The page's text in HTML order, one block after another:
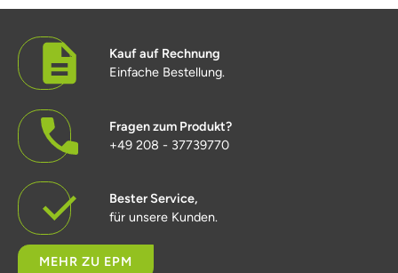
Kauf auf Rechnung
Einfache Bestellung.
Fragen zum Produkt?
+49 208 - 37739770
Bester Service,
für unsere Kunden.
MEHR ZU EPM